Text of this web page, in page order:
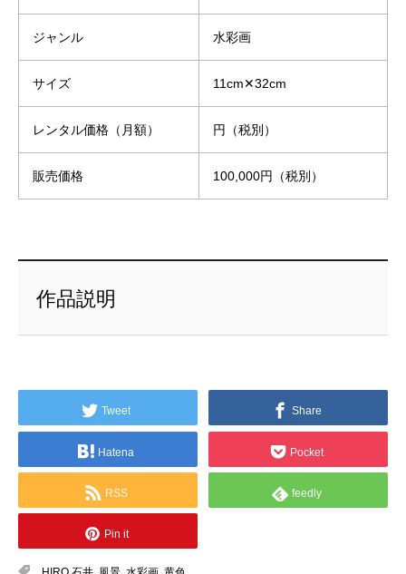
ジャンル 水彩画
サイズ 11cm✕32cm
レンタル価格（月額） 円（税別）
販売価格 100,000円（税別）
作品説明
Tweet Share
Hatena Pocket
RSS feedly
Pin it